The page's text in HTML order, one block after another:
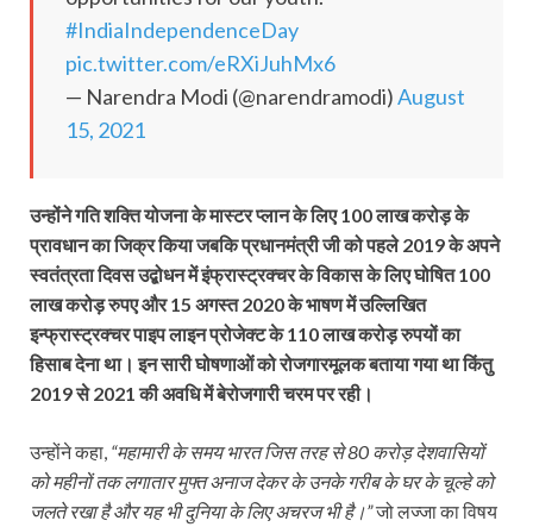
#IndiaIndependenceDay
pic.twitter.com/eRXiJuhMx6
— Narendra Modi (@narendramodi)August
15, 2021
उन्होंने गति शक्ति योजना के मास्टर प्लान के लिए 100 लाख करोड़ के
प्रावधान का जिक्र किया जबकि प्रधानमंत्री जी को पहले 2019 के अपने
स्वतंत्रता दिवस उद्बोधन में इंफ्रास्ट्रक्चर के विकास के लिए घोषित 100
लाख करोड़ रुपए और 15 अगस्त 2020 के भाषण में उल्लिखित
इन्फ्रास्ट्रक्चर पाइप लाइन प्रोजेक्ट के 110 लाख करोड़ रुपयों का
हिसाब देना था। इन सारी घोषणाओं को रोजगारमूलक बताया गया था किंतु
2019 से 2021 की अवधि में बेरोजगारी चरम पर रही।
उन्‍होंने कहा, “महामारी के समय भारत जिस तरह से 80 करोड़ देशवासियों
को महीनों तक लगातार मुफ्त अनाज देकर के उनके गरीब के घर के चूल्‍हे को
जलते रखा है और यह भी दुनिया के लिए अचरज भी है।”जो लज्जा का विषय